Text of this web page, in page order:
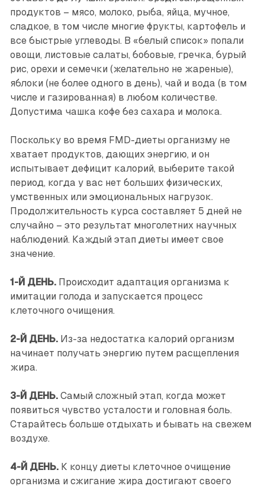
продуктов – мясо, молоко, рыба, яйца, мучное,
сладкое, в том числе многие фрукты, картофель и
все быстрые углеводы. В «белый список» попали
овощи, листовые салаты, бобовые, гречка, бурый
рис, орехи и семечки (желательно не жареные),
яблоки (не более одного в день), чай и вода (в том
числе и газированная) в любом количестве.
Допустима чашка кофе без сахара и молока.
Поскольку во время FMD-диеты организму не
хватает продуктов, дающих энергию, и он
испытывает дефицит калорий, выберите такой
период, когда у вас нет больших физических,
умственных или эмоциональных нагрузок.
Продолжительность курса составляет 5 дней не
случайно – это результат многолетних научных
наблюдений. Каждый этап диеты имеет свое
значение.
1-Й ДЕНЬ.Происходит адаптация организма к
имитации голода и запускается процесс
клеточного очищения.
2-Й ДЕНЬ.Из-за недостатка калорий организм
начинает получать энергию путем расщепления
жира.
3-Й ДЕНЬ.Самый сложный этап, когда может
появиться чувство усталости и головная боль.
Старайтесь больше отдыхать и бывать на свежем
воздухе.
4-Й ДЕНЬ.К концу диеты клеточное очищение
организма и сжигание жира достигают своего